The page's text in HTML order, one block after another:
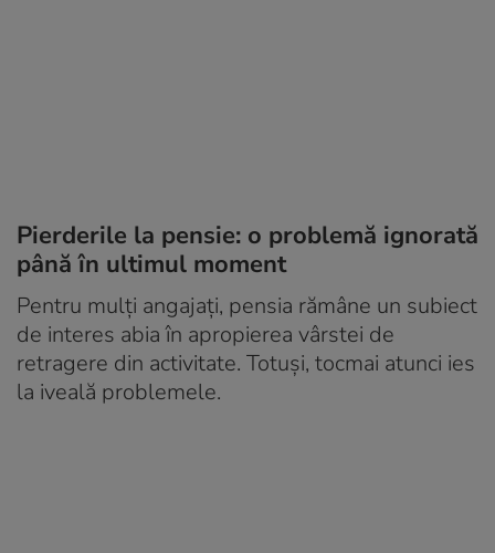
Pierderile la pensie: o problemă ignorată
până în ultimul moment
Pentru mulți angajați, pensia rămâne un subiect
de interes abia în apropierea vârstei de
retragere din activitate. Totuși, tocmai atunci ies
la iveală problemele.